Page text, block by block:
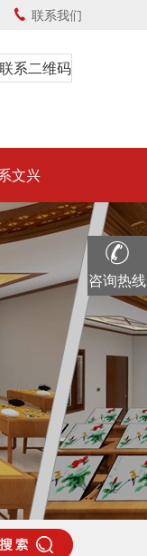
联系我们
文兴
咨询热线